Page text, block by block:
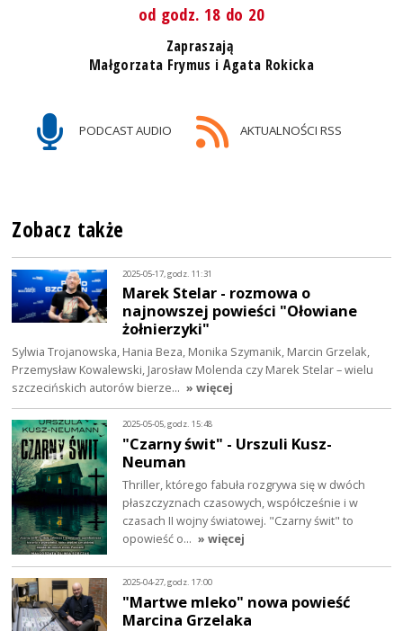
od godz. 18 do 20
Zapraszają
Małgorzata Frymus i Agata Rokicka
PODCAST AUDIO AKTUALNOŚCI RSS
Zobacz także
2025-05-17, godz. 11:31
Marek Stelar - rozmowa o
najnowszej powieści "Ołowiane
żołnierzyki"
Sylwia Trojanowska, Hania Beza, Monika Szymanik, Marcin Grzelak,
Przemysław Kowalewski, Jarosław Molenda czy Marek Stelar – wielu
szczecińskich autorów bierze… » więcej
2025-05-05, godz. 15:48
"Czarny świt" - Urszuli Kusz-
Neuman
Thriller, którego fabuła rozgrywa się w dwóch
płaszczyznach czasowych, współcześnie i w
czasach II wojny światowej. "Czarny świt" to
opowieść o… » więcej
2025-04-27, godz. 17:00
"Martwe mleko" nowa powieść
Marcina Grzelaka